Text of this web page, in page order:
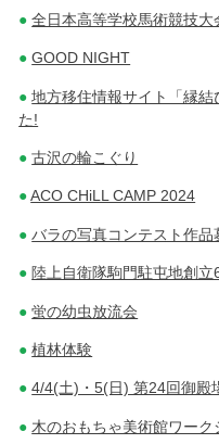
全日本高等学校馬術競技大
GOOD NIGHT
地方移住情報サイト「縁
た!
古沢の輪こぐり
ACO CHiLL CAMP 2024
バラの写真コンテスト作品
陸上自衛隊駒門駐屯地創
蛍の幼虫放流会
植林体験
4/4(土)・5(日) 第24回御殿
木のおもちゃ美術館ワーク